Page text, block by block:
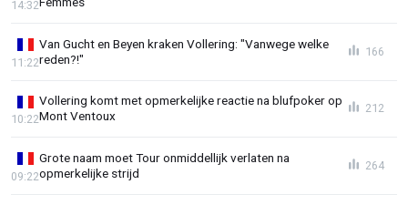
14:32
Van Gucht en Beyen kraken Vollering: "Vanwege welke
reden?!"
11:22
166
Vollering komt met opmerkelijke reactie na blufpoker op
Mont Ventoux
10:22
212
Grote naam moet Tour onmiddellijk verlaten na
opmerkelijke strijd
09:22
264